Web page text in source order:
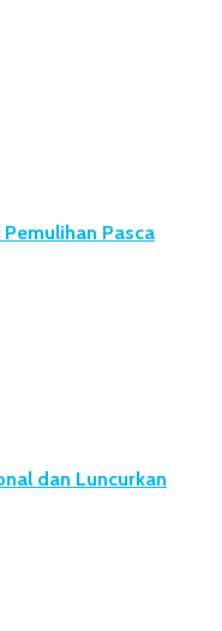
Pasca
dan Luncurkan